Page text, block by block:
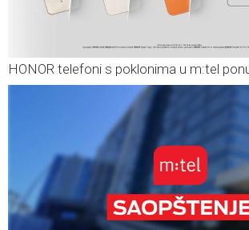
HONOR telefoni s poklonima u m:tel